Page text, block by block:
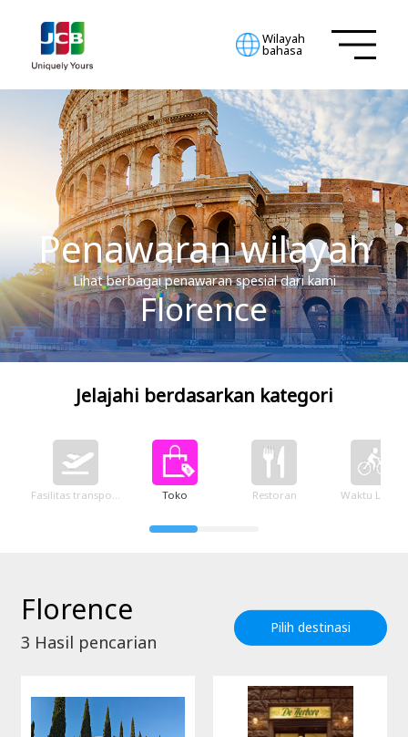
Wilayah
bahasa
Penawaran wilayah
Lihat berbagai penawaran spesial dari kami
Florence
Jelajahi berdasarkan kategori
Fasilitas transportasi Toko Restoran Waktu Luang
Florence
3 Hasil pencarian
Pilih destinasi